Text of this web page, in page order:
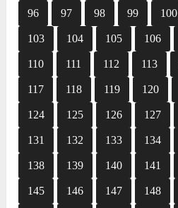
96 97 98 99 100
103 104 105 106
110 111 112 113
117 118 119 120
124 125 126 127
131 132 133 134
138 139 140 141
145 146 147 148